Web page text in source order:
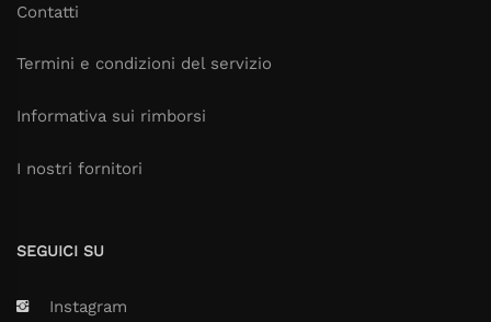
Contatti
Termini e condizioni del servizio
Informativa sui rimborsi
I nostri fornitori
SEGUICI SU
Instagram